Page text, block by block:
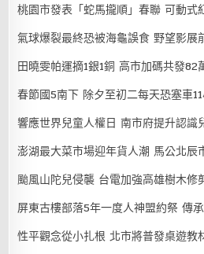
桃園市發表「蛇馬攏順」春聯 可動式
氣球爆裂最終恐被海龜誤食 野望影展
田曉雯帕運摘1銀1銅 高市加碼共發82
春節國5南下 除夕至初二每天恐塞車
響應世界兒童人權日 南市府提升認識
澎湖最大菜市場迎年貨人潮 馬公北辰
颱風山陀兒侵襲 台電加強高雄樹木修
屏東古樓部落5年一度人神盟約祭 傳
性平觀念從小扎根 北市將普發桌遊教